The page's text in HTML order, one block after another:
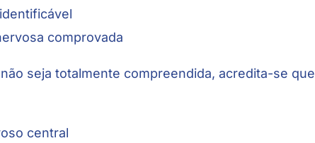
comprovada
seja totalmente compreendida, acredita-se que
central